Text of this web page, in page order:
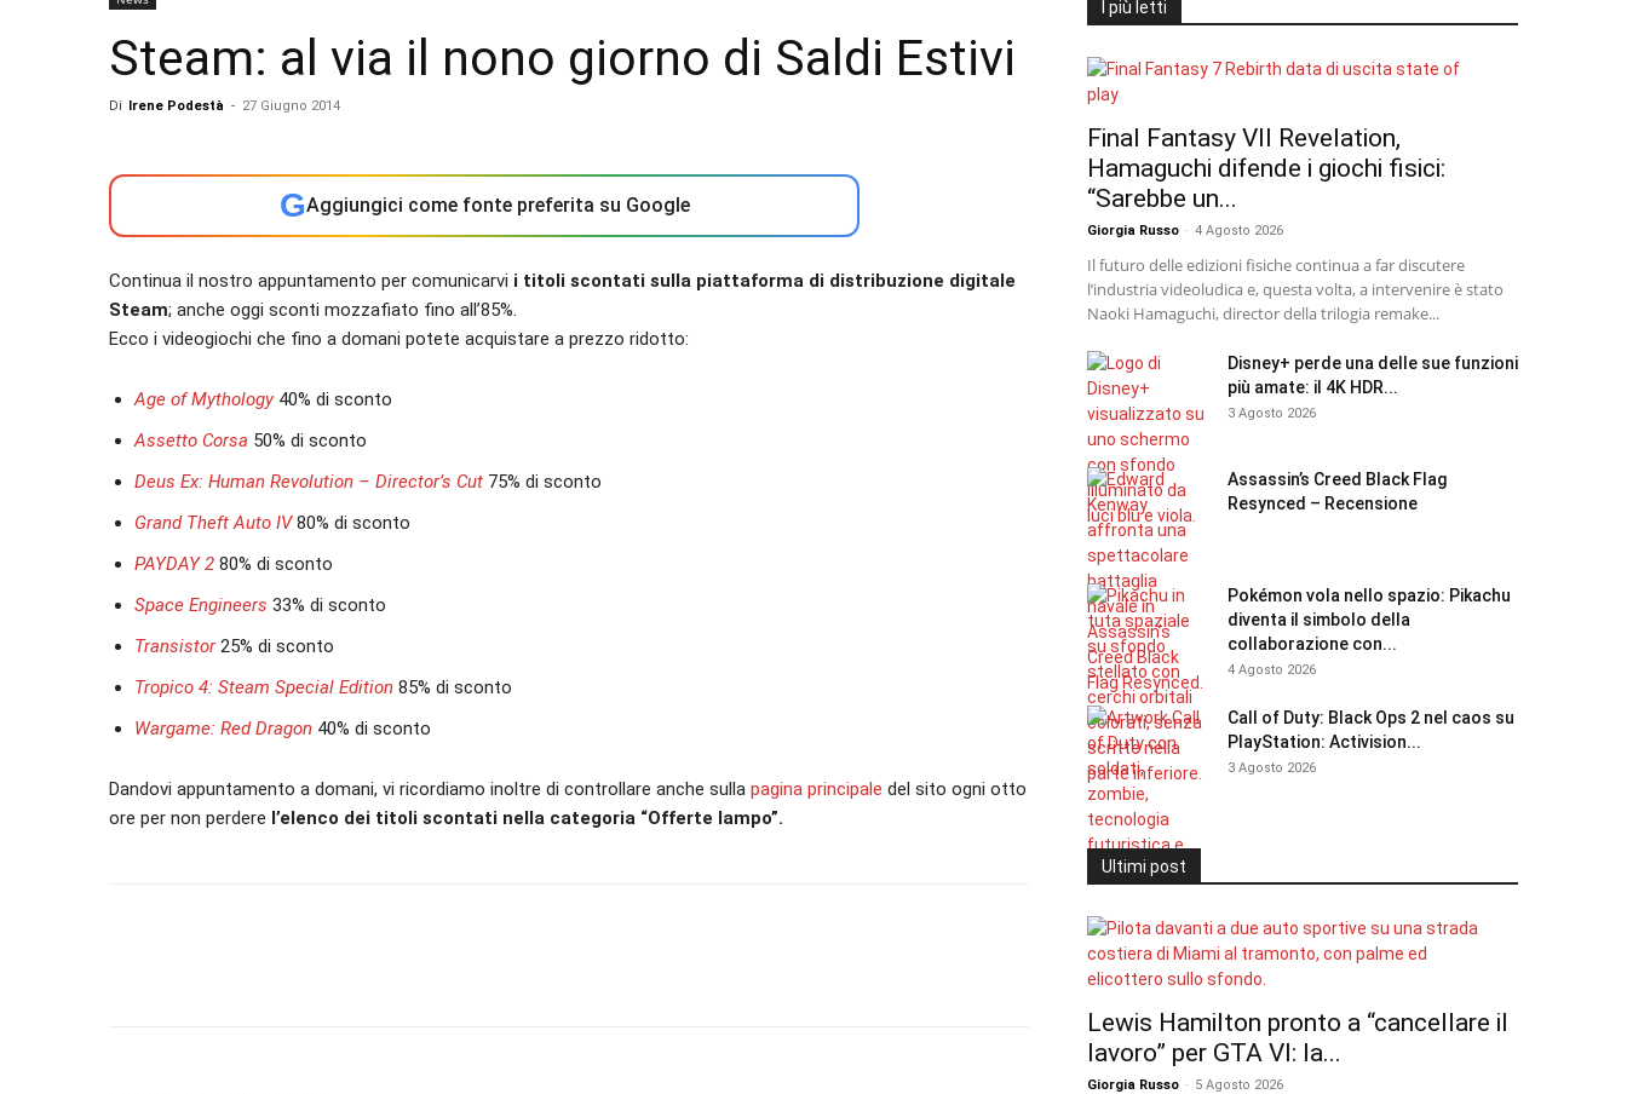
Steam: al via il nono giorno di Saldi Estivi
Di Irene Podestà - 27 Giugno 2014
GAggiungici come fonte preferita su Google
Continua il nostro appuntamento per comunicarvi i titoli scontati sulla piattaforma di distribuzione digitale
Steam; anche oggi sconti mozzafiato fino all’85%.
Ecco i videogiochi che fino a domani potete acquistare a prezzo ridotto:
Age of Mythology40% di sconto
Assetto Corsa 50% di sconto
Deus Ex: Human Revolution – Director’s Cut 75% di sconto
Grand Theft Auto IV80% di sconto
PAYDAY 2 80% di sconto
Space Engineers 33% di sconto
Transistor25% di sconto
Tropico 4: Steam Special Edition 85% di sconto
Wargame: Red Dragon 40% di sconto
Dandovi appuntamento a domani, vi ricordiamo inoltre di controllare anche sulla pagina principale del sito ogni otto
ore per non perdere l’elenco dei titoli scontati nella categoria “Offerte lampo”.
I più letti
Final Fantasy VII Revelation,
Hamaguchi difende i giochi fisici:
“Sarebbe un...
Giorgia Russo - 4 Agosto 2026
Il futuro delle edizioni fisiche continua a far discutere
l’industria videoludica e, questa volta, a intervenire è stato
Naoki Hamaguchi, director della trilogia remake...
Disney+ perde una delle sue funzioni
più amate: il 4K HDR...
3 Agosto 2026
Assassin’s Creed Black Flag
Resynced – Recensione
Pokémon vola nello spazio: Pikachu
diventa il simbolo della
collaborazione con...
4 Agosto 2026
Call of Duty: Black Ops 2 nel caos su
PlayStation: Activision...
3 Agosto 2026
Ultimi post
Lewis Hamilton pronto a “cancellare il
lavoro” per GTA VI: la...
Giorgia Russo - 5 Agosto 2026